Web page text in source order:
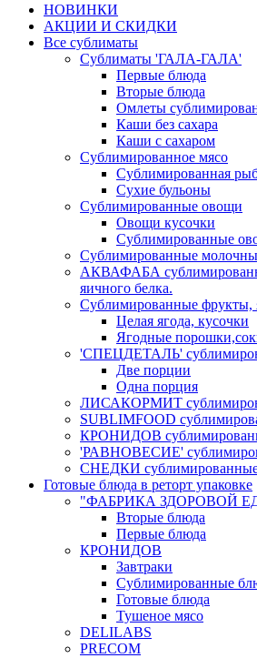
НОВИНКИ
АКЦИИ И СКИДКИ
Все сублиматы
Сублиматы 'ГАЛА-ГАЛА'
Первые блюда
Вторые блюда
Омлеты
Каши без сахара
Каши с сахаром
Сублимированное мясо
Сублимированная
Сухие бульоны
Сублимированные овощи
Овощи кусочки
Сублимированные
Сублимированные
АКВАФАБА
яичного белка.
Сублимированные фрукты,
Целая ягода, кусочки
Ягодные
'СПЕЦДЕТАЛЬ'
Две порции
Одна порция
ЛИСАКОРМИТ
SUBLIMFOOD
КРОНИДОВ
'РАВНОВЕСИЕ'
СНЕДКИ
Готовые блюда в реторт упаковке
"ФАБРИКА ЗДОРОВОЙ
Вторые блюда
Первые блюда
КРОНИДОВ
Завтраки
Сублимированные
Готовые блюда
Тушеное мясо
DELILABS
PRECOM